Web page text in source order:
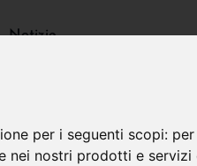
per i seguenti scopi:
nei nostri prodotti e servizi
Notizie